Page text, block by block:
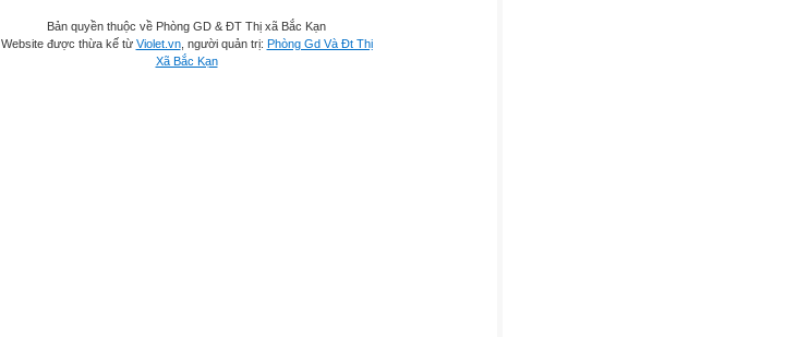
Bản quyền thuộc về Phòng GD & ĐT Thị xã Bắc Kạn
Website được thừa kế từ Violet.vn, người quản trị: Phòng Gd Và Đt Thị
Xã Bắc Kạn